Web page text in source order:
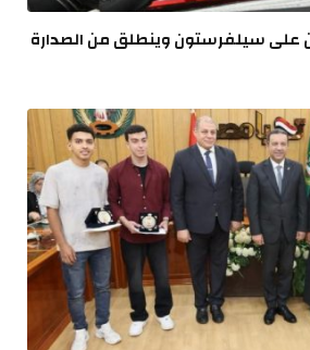
على سيلفرستون وينطلق من الصدارة